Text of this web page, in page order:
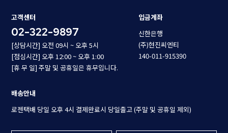
고객센터
02-322-9897
[상담시간] 오전 09시 ~ 오후 5시
[점심시간] 오후 12:00 ~ 오후 1:00
[휴 무 일] 주말 및 공휴일은 휴무입니다.
입금계좌
신한은행
(주)현진씨엔티
140-011-915390
배송안내
로젠택배 당일 오후 4시 결제완료시 당일출고 (주말 및 공휴일 제외)